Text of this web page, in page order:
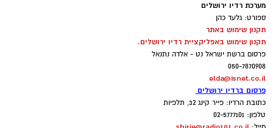
מערכת רדיו ירושלים
ספורט: גלעד כהן
תקנון שימוש באתר
תקנון שימוש באפליקציית רדיו ירושלים.
פרסום ברשת ישראל נט - אלדה נתנאל
050-7870908
elda@isnet.co.il
פרסום ברדיו ירושלים
כתובת הרדיו: פייר קינג 32, תלפיות
טלפון: 02-5777101